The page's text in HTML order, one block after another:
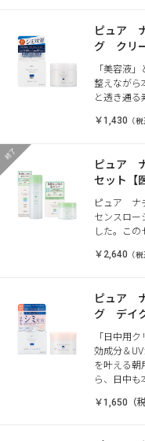
ピュア
グ クリー
「美容液
整えながら
と透き通る
￥1,430 （税
ピュア
セット【
ピュア ナ
センスロー
した。この
￥2,640 （税
ピュア
グ デイク
「日中用
効成分＆
を叶える朝
ら、日中も
￥1,650（税